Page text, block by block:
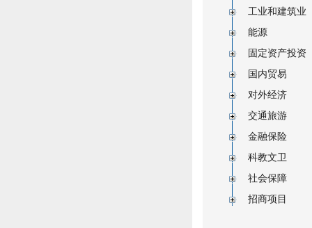
工业和建筑业
能源
固定资产投资
国内贸易
对外经济
交通旅游
金融保险
科教文卫
社会保障
招商项目